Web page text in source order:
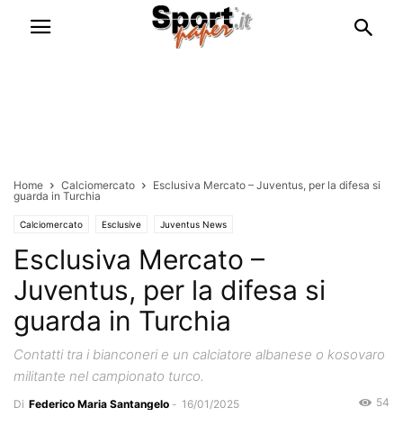
Home Calciomercato
Esclusiva Mercato – Juventus, per la difesa si
guarda in Turchia
Calciomercato Esclusive Juventus News
Esclusiva Mercato –
Juventus, per la difesa si
guarda in Turchia
Contatti tra i bianconeri e un calciatore albanese o kosovaro
militante nel campionato turco.
Di Federico Maria Santangelo - 16/01/2025 54